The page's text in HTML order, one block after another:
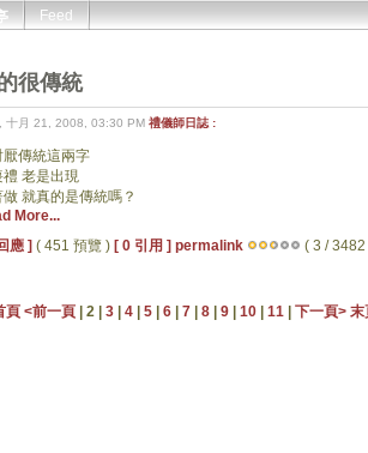
Feed
很傳統
十月 21, 2008, 03:30 PM 禮儀師日誌 :
厭傳統這兩字
禮 老是出現
做 就真的是傳統嗎？
More...
應 ] ( 451 預覽 ) [ 0 引用 ] permalink ( 3 / 3482
頁 <前一頁 | 2 | 3 4 5 6 7 8 9 10 11 下一頁> 末